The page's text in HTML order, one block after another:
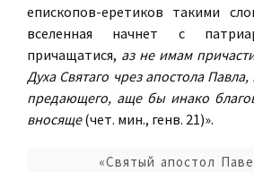
епископов-еретиков такими
вселенная начнет с
причащатися, аз не имам
Духа Святаго чрез апостола
предающего, аще бы инако
вносяще(чет. мин., генв. 21)».
«Святый апостол